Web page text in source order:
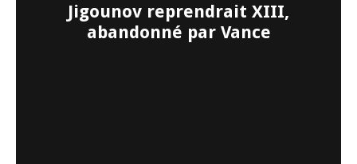
Jigounov reprendrait XIII,
abandonné par Vance